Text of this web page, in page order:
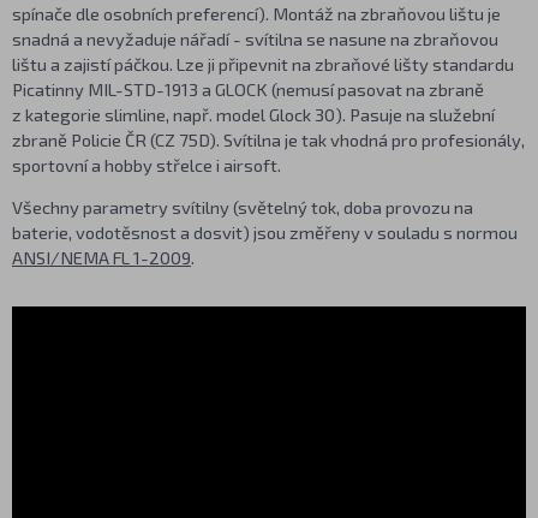
spínače dle osobních preferencí). Montáž na zbraňovou lištu je
snadná a nevyžaduje nářadí - svítilna se nasune na zbraňovou
lištu a zajistí páčkou. Lze ji připevnit na zbraňové lišty standardu
Picatinny MIL-STD-1913 a GLOCK (nemusí pasovat na zbraně
z kategorie slimline, např. model Glock 30). Pasuje na služební
zbraně Policie ČR (CZ 75D). Svítilna je tak vhodná pro profesionály,
sportovní a hobby střelce i airsoft.
Všechny parametry svítilny (světelný tok, doba provozu na
baterie, vodotěsnost a dosvit) jsou změřeny v souladu s normou
ANSI/NEMA FL 1-2009.